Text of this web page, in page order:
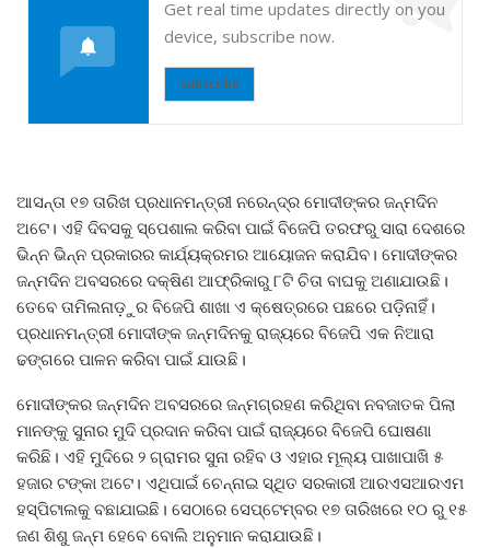
Get real time updates directly on you
device, subscribe now.
Subscribe
ଆସନ୍ତା ୧୭ ତାରିଖ ପ୍ରଧାନମନ୍ତ୍ରୀ ନରେନ୍ଦ୍ର ମୋଦୀଙ୍କର ଜନ୍ମଦିନ
ଅଟେ। ଏହି ଦିବସକୁ ସ୍ପେଶାଲ କରିବା ପାଇଁ ବିଜେପି ତରଫରୁ ସାରା ଦେଶରେ
ଭିନ୍ନ ଭିନ୍ନ ପ୍ରକାରର କାର୍ଯ୍ୟକ୍ରମର ଆୟୋଜନ କରାଯିବ। ମୋଦୀଙ୍କର
ଜନ୍ମଦିନ ଅବସରରେ ଦକ୍ଷିଣ ଆଫ୍ରିକାରୁ ୮ଟି ଚିତା ବାଘକୁ ଅଣାଯାଉଛି।
ତେବେ ତାମିଲନାଡ଼ୁର ବିଜେପି ଶାଖା ଏ କ୍ଷେତ୍ରରେ ପଛରେ ପଡ଼ିନାହିଁ।
ପ୍ରଧାନମନ୍ତ୍ରୀ ମୋଦୀଙ୍କ ଜନ୍ମଦିନକୁ ରାଜ୍ୟରେ ବିଜେପି ଏକ ନିଆରା
ଢଙ୍ଗରେ ପାଳନ କରିବା ପାଇଁ ଯାଉଛି।
ମୋଦୀଙ୍କର ଜନ୍ମଦିନ ଅବସରରେ ଜନ୍ମଗ୍ରହଣ କରିଥିବା ନବଜାତକ ପିଲା
ମାନଙ୍କୁ ସୁନାର ମୁଦି ପ୍ରଦାନ କରିବା ପାଇଁ ରାଜ୍ୟରେ ବିଜେପି ଘୋଷଣା
କରିଛି। ଏହି ମୁଦିରେ ୨ ଗ୍ରାମର ସୁନା ରହିବ ଓ ଏହାର ମୂଲ୍ୟ ପାଖାପାଖି ୫
ହଜାର ଟଙ୍କା ଅଟେ। ଏଥିପାଇଁ ଚେନ୍ନାଇ ସ୍ଥିତ ସରକାରୀ ଆରଏସଆରଏମ
ହସ୍ପିଟାଲକୁ ବଛାଯାଇଛି। ସେଠାରେ ସେପ୍ଟେମ୍ବର ୧୭ ତାରିଖରେ ୧୦ ରୁ ୧୫
ଜଣ ଶିଶୁ ଜନ୍ମ ହେବେ ବୋଲି ଅନୁମାନ କରାଯାଉଛି।